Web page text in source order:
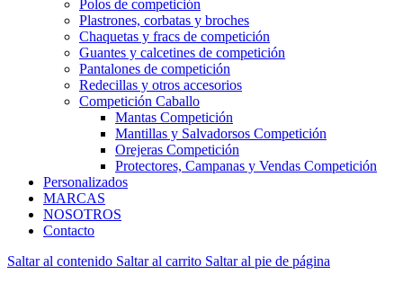
Polos de competición
Plastrones, corbatas y broches
Chaquetas y fracs de competición
Guantes y calcetines de competición
Pantalones de competición
Redecillas y otros accesorios
Competición Caballo
Mantas Competición
Mantillas y Salvadorsos Competición
Orejeras Competición
Protectores, Campanas y Vendas Competición
Personalizados
MARCAS
NOSOTROS
Contacto
Saltar al contenido Saltar al carrito Saltar al pie de página